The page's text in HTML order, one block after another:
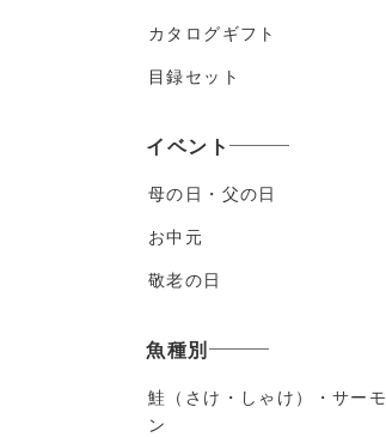
カタログギフト
目録セット
イベント
母の日・父の日
お中元
敬老の日
魚種別
鮭（さけ・しゃけ）・サーモ
ン